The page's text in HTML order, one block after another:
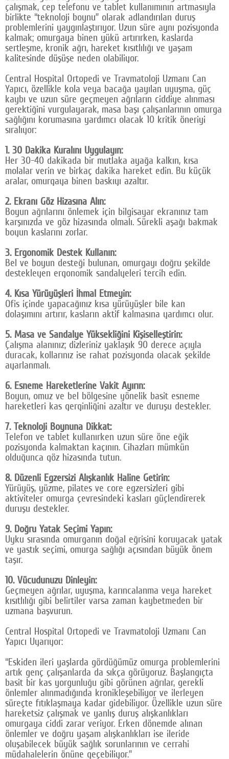
çalışmak, cep telefonu ve tablet kullanımının artmasıyla
birlikte “teknoloji boynu” olarak adlandırılan duruş
problemlerini yaygınlaştırıyor. Uzun süre aynı pozisyonda
kalmak; omurgaya binen yükü artırırken, kaslarda
sertleşme, kronik ağrı, hareket kısıtlılığı ve yaşam
kalitesinde düşüşe neden olabiliyor.
Central Hospital Ortopedi ve Travmatoloji Uzmanı Can
Yapıcı, özellikle kola veya bacağa yayılan uyuşma, güç
kaybı ve uzun süre geçmeyen ağrıların ciddiye alınması
gerektiğini vurgulayarak, masa başı çalışanlarının omurga
sağlığını korumasına yardımcı olacak 10 kritik öneriyi
sıralıyor:
1. 30 Dakika Kuralını Uygulayın:
Her 30-40 dakikada bir mutlaka ayağa kalkın, kısa
molalar verin ve birkaç dakika hareket edin. Bu küçük
aralar, omurgaya binen baskıyı azaltır.
2. Ekranı Göz Hizasına Alın:
Boyun ağrılarını önlemek için bilgisayar ekranınız tam
karşınızda ve göz hizasında olmalı. Sürekli aşağı bakmak
boyun kaslarını zorlar.
3. Ergonomik Destek Kullanın:
Bel ve boyun desteği bulunan, omurgayı doğru şekilde
destekleyen ergonomik sandalyeleri tercih edin.
4. Kısa Yürüyüşleri İhmal Etmeyin:
Ofis içinde yapacağınız kısa yürüyüşler bile kan
dolaşımını artırır, kasların aktif kalmasına yardımcı olur.
5. Masa ve Sandalye Yüksekliğini Kişiselleştirin:
Çalışma alanınız; dizleriniz yaklaşık 90 derece açıyla
duracak, kollarınız ise rahat pozisyonda olacak şekilde
ayarlanmalı.
6. Esneme Hareketlerine Vakit Ayırın:
Boyun, omuz ve bel bölgesine yönelik basit esneme
hareketleri kas gerginliğini azaltır ve duruşu destekler.
7. Teknoloji Boynuna Dikkat:
Telefon ve tablet kullanırken uzun süre öne eğik
pozisyonda kalmaktan kaçının. Cihazları mümkün
olduğunca göz hizasında tutun.
8. Düzenli Egzersizi Alışkanlık Haline Getirin:
Yürüyüş, yüzme, pilates ve core egzersizleri gibi
aktiviteler omurga çevresindeki kasları güçlendirerek
duruşu destekler.
9. Doğru Yatak Seçimi Yapın:
Uyku sırasında omurganın doğal eğrisini koruyacak yatak
ve yastık seçimi, omurga sağlığı açısından büyük önem
taşır.
10. Vücudunuzu Dinleyin:
Geçmeyen ağrılar, uyuşma, karıncalanma veya hareket
kısıtlılığı gibi belirtiler varsa zaman kaybetmeden bir
uzmana başvurun.
Central Hospital Ortopedi ve Travmatoloji Uzmanı Can
Yapıcı Uyarıyor:
“Eskiden ileri yaşlarda gördüğümüz omurga problemlerini
artık genç çalışanlarda da sıkça görüyoruz. Başlangıçta
basit bir kas yorgunluğu gibi görünen ağrılar, gerekli
önlemler alınmadığında kronikleşebiliyor ve ilerleyen
süreçte fıtıklaşmaya kadar gidebiliyor. Özellikle uzun süre
hareketsiz çalışmak ve yanlış duruş alışkanlıkları
omurgaya ciddi zarar veriyor. Erken dönemde alınan
önlemler ve doğru yaşam alışkanlıkları ise ileride
oluşabilecek büyük sağlık sorunlarının ve cerrahi
müdahalelerin önüne geçebiliyor.”